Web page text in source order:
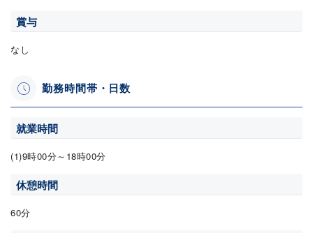
賞与
なし
勤務時間帯・日数
就業時間
(1)9時00分～18時00分
休憩時間
60分